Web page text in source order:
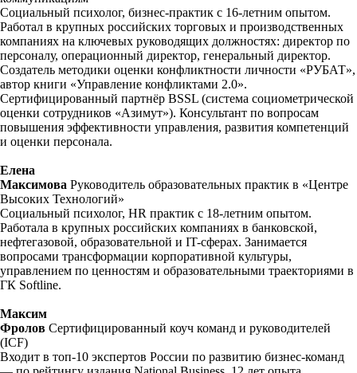
Социальный психолог, бизнес-практик с 16-летним опытом.
Работал в крупных российских торговых и производственных
компаниях на ключевых руководящих должностях: директор по
персоналу, операционный директор, генеральный директор.
Создатель методики оценки конфликтности личности «РУБАТ»,
автор книги «Управление конфликтами 2.0».
Сертифицированный партнёр BSSL (система социометрической
оценки сотрудников «Азимут»). Консультант по вопросам
повышения эффективности управления, развития компетенций
и оценки персонала.
Елена
Максимова Руководитель образовательных практик в «Центре
Высоких Технологий»
Социальный психолог, HR практик с 18-летним опытом.
Работала в крупных российских компаниях в банковской,
нефтегазовой, образовательной и IT-сферах. Занимается
вопросами трансформации корпоративной культуры,
управлением по ценностям и образовательными траекториями в
ГК Softline.
Максим
Фролов Сертифицированный коуч команд и руководителей
(ICF)
Входит в топ-10 экспертов России по развитию бизнес-команд